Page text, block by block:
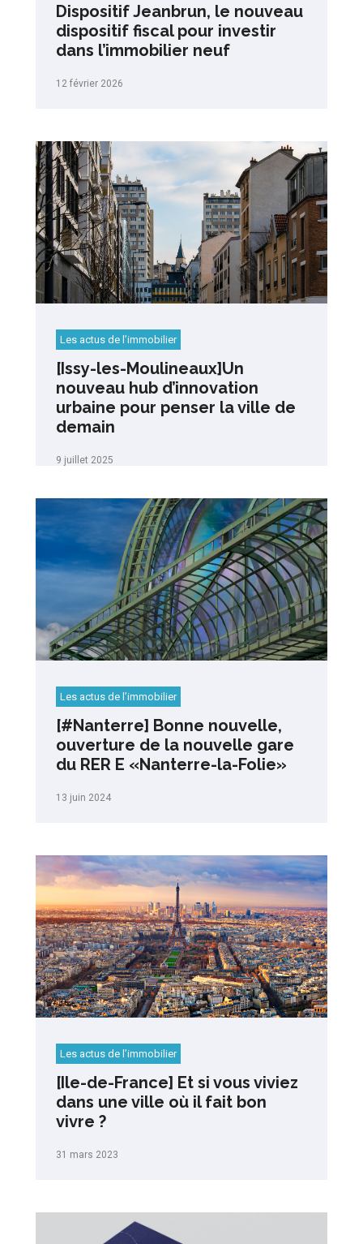
Dispositif Jeanbrun, le nouveau
dispositif fiscal pour investir
dans l’immobilier neuf
12 février 2026
Les actus de l’immobilier
[Issy-les-Moulineaux]Un
nouveau hub d’innovation
urbaine pour penser la ville de
demain
9 juillet 2025
Les actus de l’immobilier
[#Nanterre] Bonne nouvelle,
ouverture de la nouvelle gare
du RER E «Nanterre-la-Folie»
13 juin 2024
Les actus de l’immobilier
[Ile-de-France] Et si vous viviez
dans une ville où il fait bon
vivre ?
31 mars 2023